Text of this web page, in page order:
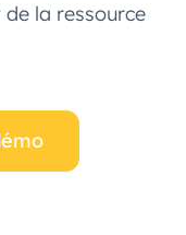
la ressource